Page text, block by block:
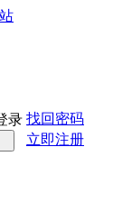
录 找回密码
立即注册